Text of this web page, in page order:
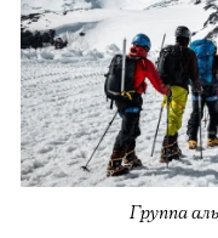
Группа